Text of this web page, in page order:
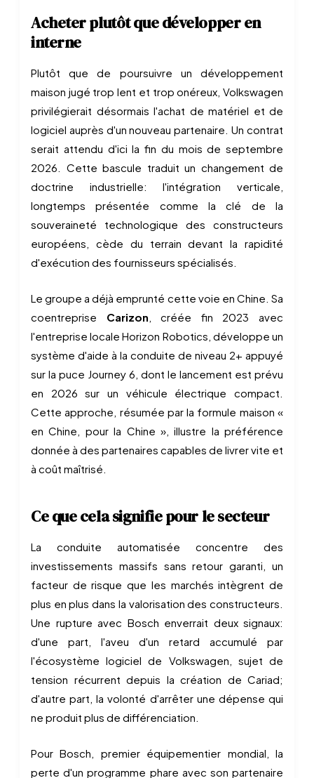
Acheter plutôt que développer en
interne
Plutôt que de poursuivre un développement
maison jugé trop lent et trop onéreux, Volkswagen
privilégierait désormais l'achat de matériel et de
logiciel auprès d'un nouveau partenaire. Un contrat
serait attendu d'ici la fin du mois de septembre
2026. Cette bascule traduit un changement de
doctrine industrielle: l'intégration verticale,
longtemps présentée comme la clé de la
souveraineté technologique des constructeurs
européens, cède du terrain devant la rapidité
d'exécution des fournisseurs spécialisés.
Le groupe a déjà emprunté cette voie en Chine. Sa
coentreprise Carizon, créée fin 2023 avec
l'entreprise locale Horizon Robotics, développe un
système d'aide à la conduite de niveau 2+ appuyé
sur la puce Journey 6, dont le lancement est prévu
en 2026 sur un véhicule électrique compact.
Cette approche, résumée par la formule maison «
en Chine, pour la Chine », illustre la préférence
donnée à des partenaires capables de livrer vite et
à coût maîtrisé.
Ce que cela signifie pour le secteur
La conduite automatisée concentre des
investissements massifs sans retour garanti, un
facteur de risque que les marchés intègrent de
plus en plus dans la valorisation des constructeurs.
Une rupture avec Bosch enverrait deux signaux:
d'une part, l'aveu d'un retard accumulé par
l'écosystème logiciel de Volkswagen, sujet de
tension récurrent depuis la création de Cariad;
d'autre part, la volonté d'arrêter une dépense qui
ne produit plus de différenciation.
Pour Bosch, premier équipementier mondial, la
perte d'un programme phare avec son partenaire